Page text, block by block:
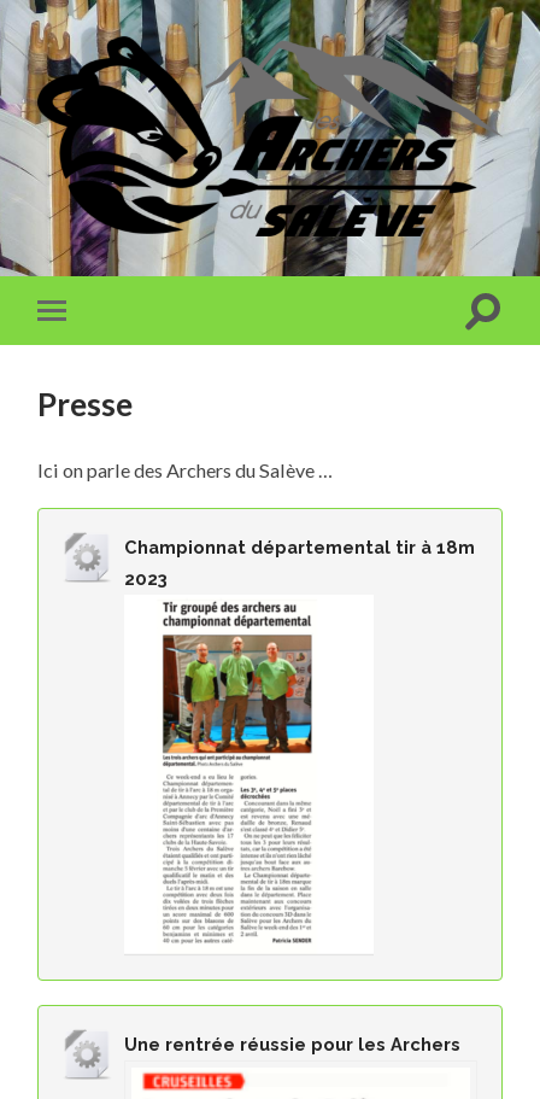
Presse
Ici on parle des Archers du Salève …
Championnat départemental tir à 18m
2023
Une rentrée réussie pour les Archers